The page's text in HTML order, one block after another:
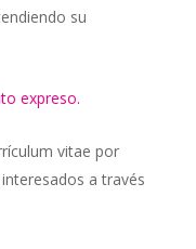
su
expreso.
vitae por
a través